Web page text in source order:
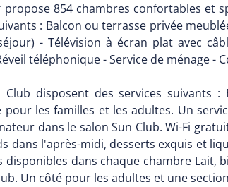
propose 854 chambres confortables et
: Balcon ou terrasse privée
- Télévision à écran plat avec
téléphonique - Service de ménage -
disposent des services suivants
les familles et les adultes. Un
dans le salon Sun Club. Wi-Fi
l'après-midi, desserts exquis et
dans chaque chambre Lait,
Un côté pour les adultes et une